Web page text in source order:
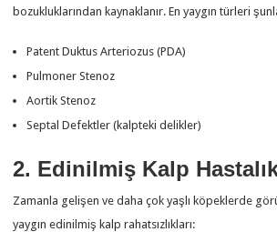
bozukluklarından kaynaklanır. En yaygın türleri
Patent Duktus Arteriozus (PDA)
Pulmoner Stenoz
Aortik Stenoz
Septal Defektler (kalpteki delikler)
2. Edinilmiş Kalp
Zamanla gelişen ve daha çok yaşlı köpeklerde
yaygın edinilmiş kalp rahatsızlıkları: